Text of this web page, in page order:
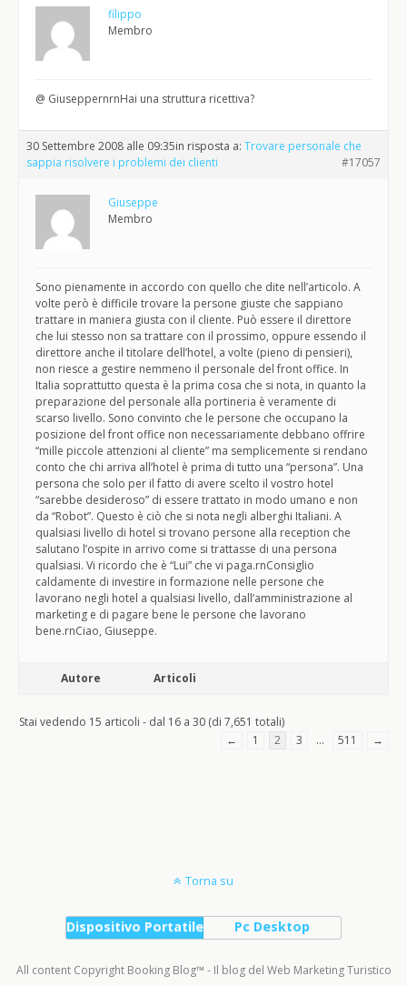
filippo
Membro
@ GiuseppernrnHai una struttura ricettiva?
30 Settembre 2008 alle 09:35in risposta a: Trovare personale che
sappia risolvere i problemi dei clienti
#17057
Giuseppe
Membro
Sono pienamente in accordo con quello che dite nell’articolo. A
volte però è difficile trovare la persone giuste che sappiano
trattare in maniera giusta con il cliente. Può essere il direttore
che lui stesso non sa trattare con il prossimo, oppure essendo il
direttore anche il titolare dell’hotel, a volte (pieno di pensieri),
non riesce a gestire nemmeno il personale del front office. In
Italia soprattutto questa è la prima cosa che si nota, in quanto la
preparazione del personale alla portineria è veramente di
scarso livello. Sono convinto che le persone che occupano la
posizione del front office non necessariamente debbano offrire
“mille piccole attenzioni al cliente” ma semplicemente si rendano
conto che chi arriva all’hotel è prima di tutto una “persona”. Una
persona che solo per il fatto di avere scelto il vostro hotel
“sarebbe desideroso” di essere trattato in modo umano e non
da “Robot”. Questo è ciò che si nota negli alberghi Italiani. A
qualsiasi livello di hotel si trovano persone alla reception che
salutano l’ospite in arrivo come si trattasse di una persona
qualsiasi. Vi ricordo che è “Lui” che vi paga.rnConsiglio
caldamente di investire in formazione nelle persone che
lavorano negli hotel a qualsiasi livello, dall’amministrazione al
marketing e di pagare bene le persone che lavorano
bene.rnCiao, Giuseppe.
Autore Articoli
Stai vedendo 15 articoli - dal 16 a 30 (di 7,651 totali)
←
1 2 3 … 511 →
Torna su
Dispositivo Portatile Pc Desktop
All content Copyright Booking Blog™ - Il blog del Web Marketing Turistico